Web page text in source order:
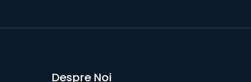
Despre Noi